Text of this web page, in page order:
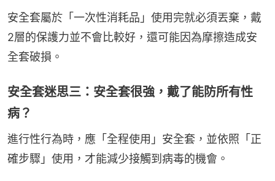
安全套屬於「一次性消耗品」使用完就必須丟棄，戴
2層的保護力並不會比較好，還可能因為摩擦造成安
全套破損。
安全套迷思三：安全套很強，戴了能防所有性
病？
進行性行為時，應「全程使用」安全套，並依照「正
確步驟」使用，才能減少接觸到病毒的機會。